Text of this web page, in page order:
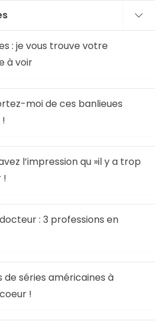
: je vous trouve votre
à voir
moi de ces banlieues
l’impression qu »il y a trop
!
: 3 professions en
de séries américaines à
!